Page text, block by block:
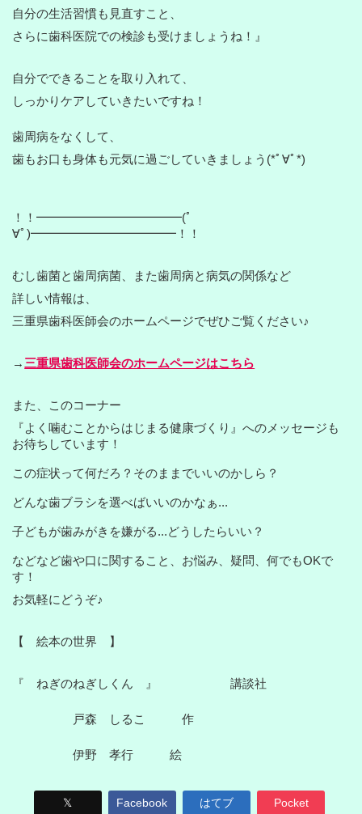
自分の生活習慣も見直すこと、
さらに歯科医院での検診も受けましょうね！』
自分でできることを取り入れて、
しっかりケアしていきたいですね！
歯周病をなくして、
歯もお口も身体も元気に過ごしていきましょう(*ﾟ∀ﾟ*)
！！━━━━━━━━━━━━(ﾟ
∀ﾟ)━━━━━━━━━━━━！！
むし歯菌と歯周病菌、
また歯周病と病気の関係など
詳しい情報は、
三重県歯科医師会のホームページでぜひご覧ください♪
→ 三重県歯科医師会のホームページはこちら
また、このコーナー
『よく噛むことからはじまる健康づくり』へのメッセージも
お待ちしています！
この症状って何だろ？そのままでいいのかしら？
どんな歯ブラシを選べばいいのかなぁ...
子どもが歯みがきを嫌がる...どうしたらいい？
などなど歯や口に関すること、お悩み、疑問、何でもOKで
す！
お気軽にどうぞ♪
【 絵本の世界 】
『 ねぎのねぎしくん 』 講談社
戸森 しるこ 作
伊野 孝行 絵
𝕏 Facebook はてブ Pocket